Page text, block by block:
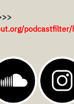
podcastfilter/